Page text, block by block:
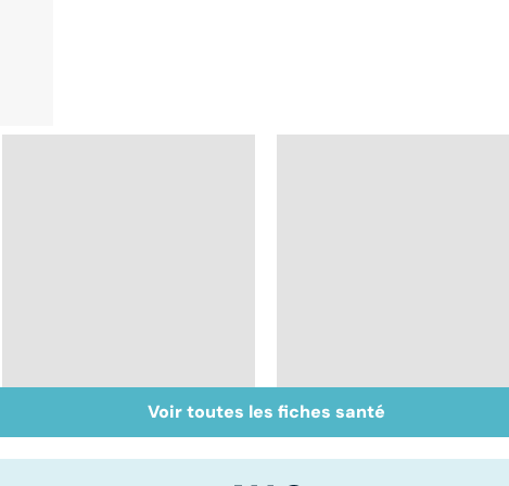
Intestin irritable : le
régime FODMAP, une
Alimentation : le péril
jeûne ?
Voir toutes les fiches santé